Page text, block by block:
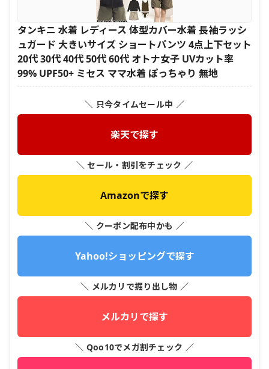
タンキニ 水着 レディース 体型カバー水着 長袖ラッシ
ュガード 大きいサイズ ショートパンツ 4点上下セット
20代 30代 40代 50代 60代 オトナ女子 UVカット率
99% UPF50+ ミセス ママ水着 ぽっちゃり 無地
＼ 只今タイムセール中 ／
楽天で探す
＼ セール・割引をチェック ／
Amazonで探す
＼ クーポン配布中かも ／
Yahoo!ショッピングで探す
＼ メルカリで掘り出し物 ／
メルカリで探す
＼ Qoo10でメガ割チェック ／